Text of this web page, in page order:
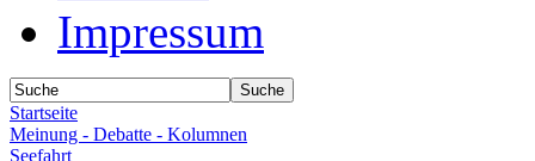
Impressum
Startseite
Meinung - Debatte - Kolumnen
Seefahrt